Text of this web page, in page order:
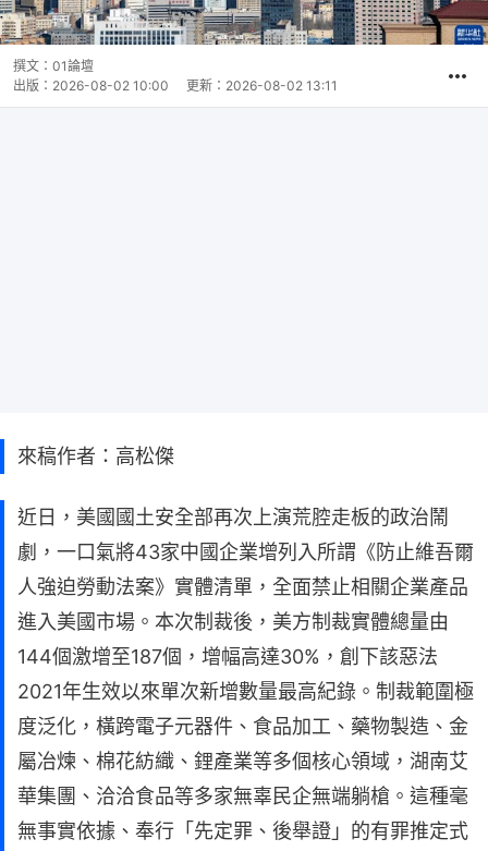
撰文： 01論壇
出版： 2026-08-02 10:00 更新： 2026-08-02 13:11
來稿作者：高松傑
近日，美國國土安全部再次上演荒腔走板的政治鬧
劇，一口氣將43家中國企業增列入所謂《防止維吾爾
人強迫勞動法案》實體清單，全面禁止相關企業產品
進入美國市場。本次制裁後，美方制裁實體總量由
144個激增至187個，增幅高達30%，創下該惡法
2021年生效以來單次新增數量最高紀錄。制裁範圍極
度泛化，橫跨電子元器件、食品加工、藥物製造、金
屬冶煉、棉花紡織、鋰產業等多個核心領域，湖南艾
華集團、洽洽食品等多家無辜民企無端躺槍。這種毫
無事實依據、奉行「先定罪、後舉證」的有罪推定式